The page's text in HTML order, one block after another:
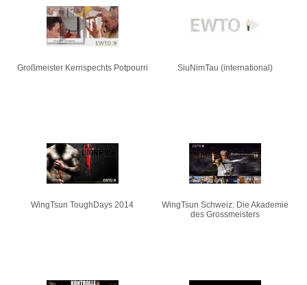
Großmeister Kernspechts Potpourri SiuNimTau (international)
WingTsun ToughDays 2014
WingTsun Schweiz: Die Akademie
des Grossmeisters